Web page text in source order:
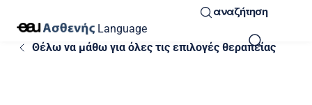
Language
αναζήτηση
Θέλω να μάθω για όλες τις επιλογές θεραπείας